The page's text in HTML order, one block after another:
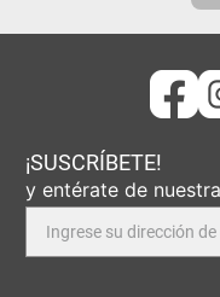
¡SUSCRÍBETE!
y entérate de